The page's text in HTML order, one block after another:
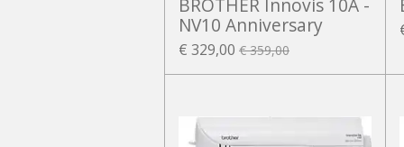
BROTHER Innovis 10A -
NV10 Anniversary
€ 329,00 € 359,00